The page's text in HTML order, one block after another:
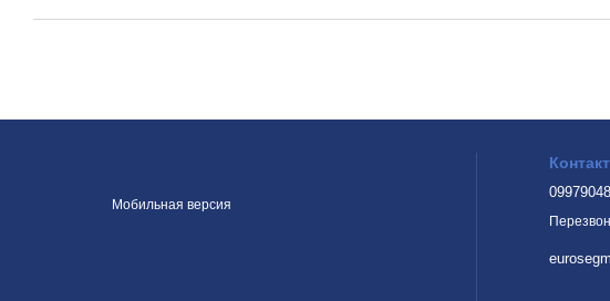
Мобильная версия